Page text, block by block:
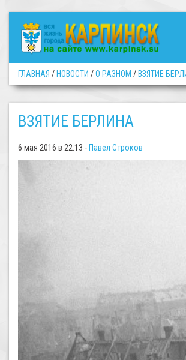
ГЛАВНАЯ / НОВОСТИ /О РАЗНОМ / ВЗЯТИЕ
ВЗЯТИЕ БЕРЛИНА
6 мая 2016 в 22:13 - Павел Строков